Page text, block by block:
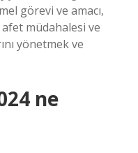
görevi ve amacı,
afet müdahalesi ve
yönetmek ve
ne